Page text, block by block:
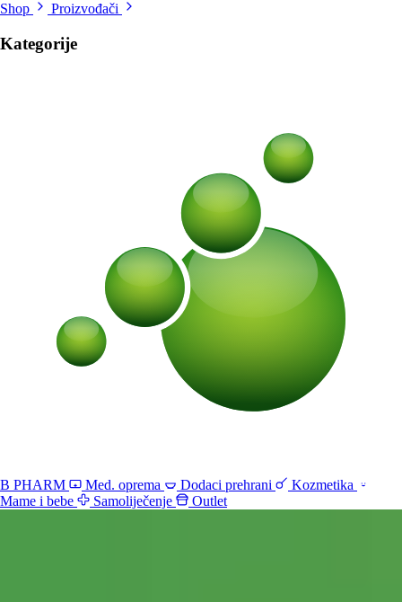
Shop
Proizvođači
Kategorije
B PHARM Med. oprema Dodaci prehrani
Kozmetika
Mame i bebe
Samoliječenje Outlet